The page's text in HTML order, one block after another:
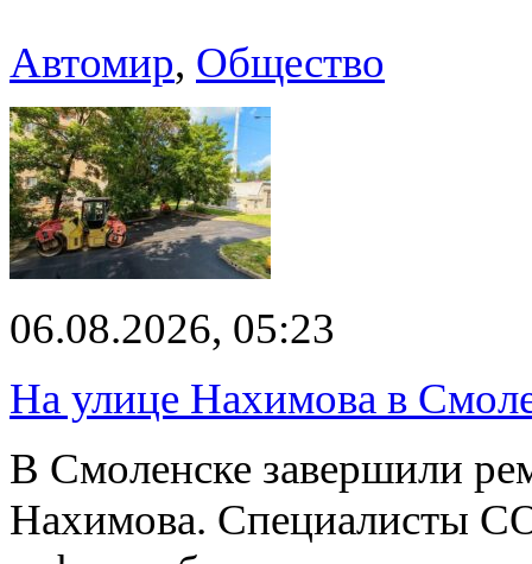
Автомир, Общество
06.08.2026, 05:23
На улице Нахимова в
В Смоленске завершили
Нахимова. Специалисты